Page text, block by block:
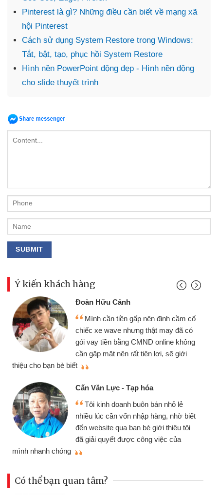
Pinterest là gì? Những điều cần biết về mạng xã
hội Pinterest
Cách sử dụng System Restore trong Windows:
Tắt, bật, tạo, phục hồi System Restore
Hình nền PowerPoint động đẹp - Hình nền động
cho slide thuyết trình
Ý kiến khách hàng
Đoàn Hữu Cảnh
Mình cần tiền gấp nên định cầm cố
chiếc xe wave nhưng thật may đã có
gói vay tiền bằng CMND online không
cần gặp mặt nên rất tiện lợi, sẽ giới
thiệu cho bạn bè biết
Cấn Văn Lực - Tạp hóa
Tôi kinh doanh buôn bán nhỏ lẻ
nhiều lúc cần vốn nhập hàng, nhờ biết
đến website qua bạn bè giới thiệu tôi
đã giải quyết được công việc của
mình nhanh chóng
Có thể bạn quan tâm?